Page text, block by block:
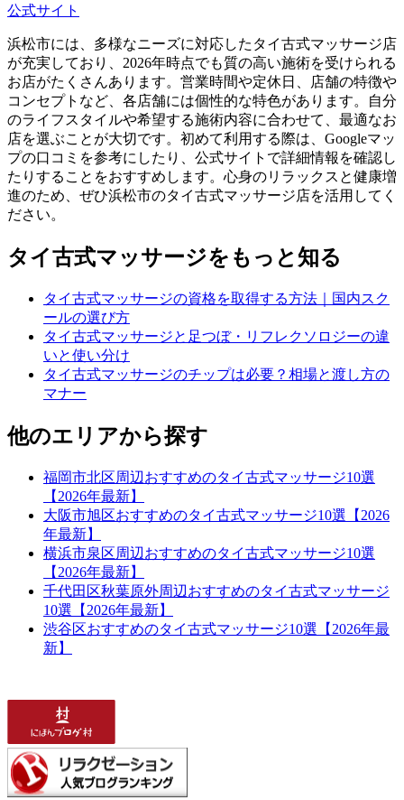
公式サイト
浜松市には、多様なニーズに対応したタイ古式マッサージ店
が充実しており、2026年時点でも質の高い施術を受けられる
お店がたくさんあります。営業時間や定休日、店舗の特徴や
コンセプトなど、各店舗には個性的な特色があります。自分
のライフスタイルや希望する施術内容に合わせて、最適なお
店を選ぶことが大切です。初めて利用する際は、Googleマッ
プの口コミを参考にしたり、公式サイトで詳細情報を確認し
たりすることをおすすめします。心身のリラックスと健康増
進のため、ぜひ浜松市のタイ古式マッサージ店を活用してく
ださい。
タイ古式マッサージをもっと知る
タイ古式マッサージの資格を取得する方法｜国内スク
ールの選び方
タイ古式マッサージと足つぼ・リフレクソロジーの違
いと使い分け
タイ古式マッサージのチップは必要？相場と渡し方の
マナー
他のエリアから探す
福岡市北区周辺おすすめのタイ古式マッサージ10選
【2026年最新】
大阪市旭区おすすめのタイ古式マッサージ10選【2026
年最新】
横浜市泉区周辺おすすめのタイ古式マッサージ10選
【2026年最新】
千代田区秋葉原外周辺おすすめのタイ古式マッサージ
10選【2026年最新】
渋谷区おすすめのタイ古式マッサージ10選【2026年最
新】